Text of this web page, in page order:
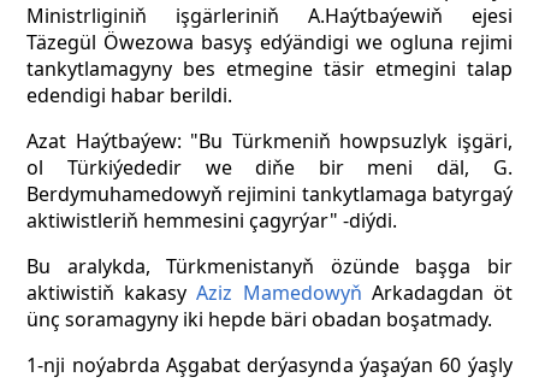
Ministrliginiň işgärleriniň A.Haýtbaýewiň ejesi
Täzegül Öwezowa basyş edýändigi we ogluna rejimi
tankytlamagyny bes etmegine täsir etmegini talap
edendigi habar berildi.
Azat Haýtbaýew: "Bu Türkmeniň howpsuzlyk işgäri,
ol Türkiýededir we diňe bir meni däl, G.
Berdymuhamedowyň rejimini tankytlamaga batyrgaý
aktiwistleriň hemmesini çagyrýar" -diýdi.
Bu aralykda, Türkmenistanyň özünde başga bir
aktiwistiň kakasyAziz Mamеdowyň Arkadagdan öt
ünç soramagyny iki hepde bäri obadan boşatmady.
1-nji noýabrda Aşgabat derýasynda ýaşaýan 60 ýaşly